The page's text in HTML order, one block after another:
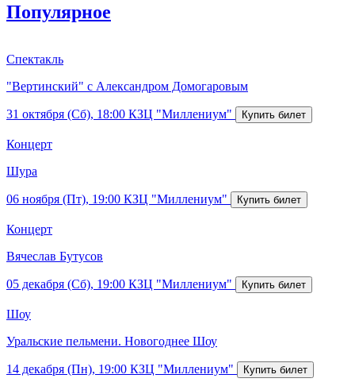
Популярное
Спектакль
"Вертинский" с Александром Домогаровым
31 октября (Сб), 18:00 КЗЦ "Миллениум"
Концерт
Шура
06 ноября (Пт), 19:00 КЗЦ "Миллениум"
Концерт
Вячеслав Бутусов
05 декабря (Сб), 19:00 КЗЦ "Миллениум"
Шоу
Уральские пельмени. Новогоднее Шоу
14 декабря (Пн), 19:00 КЗЦ "Миллениум"